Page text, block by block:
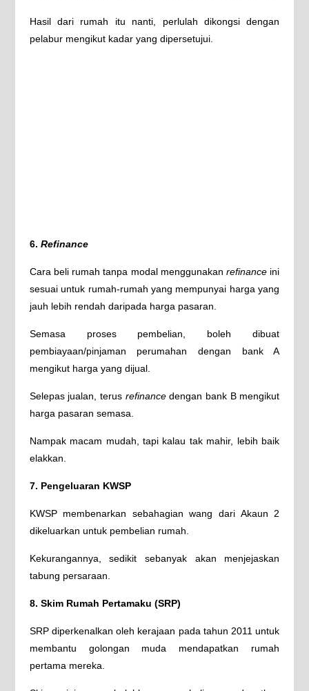
Hasil dari rumah itu nanti, perlulah dikongsi dengan
pelabur mengikut kadar yang dipersetujui.
6. Refinance
Cara beli rumah tanpa modal menggunakanrefinance ini
sesuai untuk rumah-rumah yang mempunyai harga yang
jauh lebih rendah daripada harga pasaran.
Semasa proses pembelian, boleh dibuat
pembiayaan/pinjaman perumahan dengan bank A
mengikut harga yang dijual.
Selepas jualan, terus refinancedengan bank B mengikut
harga pasaran semasa.
Nampak macam mudah, tapi kalau tak mahir, lebih baik
elakkan.
7. Pengeluaran KWSP
KWSP membenarkan sebahagian wang dari Akaun 2
dikeluarkan untuk pembelian rumah.
Kekurangannya, sedikit sebanyak akan menjejaskan
tabung persaraan.
8. Skim Rumah Pertamaku (SRP)
SRP diperkenalkan oleh kerajaan pada tahun 2011 untuk
membantu golongan muda mendapatkan rumah
pertama mereka.